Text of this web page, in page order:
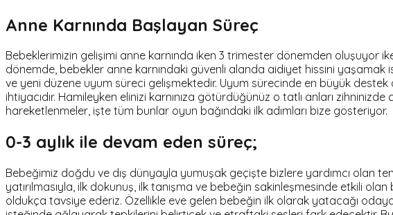
Anne Karnında Başlayan Süreç
Bebeklerimizin gelişimi anne karnında iken 3 trimester dönemden oluşuyor
dönemde, bebekler anne karnındaki güvenli alanda aidiyet hissini
ve yeni düzene uyum süreci gelişmektedir. Uyum sürecinde en büyük
ihtiyacıdır. Hamileyken elinizi karnınıza götürdüğünüz o tatlı anları
hareketlenmeler, işte tüm bunlar oyun bağındaki ilk adımları bize gösteriyor.
0-3 aylık ile devam eden süreç;
Bebeğimiz doğdu ve dış dünyayla yumuşak geçişte bizlere yardımcı olan
yatırılmasıyla, ilk dokunuş, ilk tanışma ve bebeğin sakinleşmesinde etkili
oldukça tavsiye ederiz. Özellikle eve gelen bebeğin ilk olarak yatacağı